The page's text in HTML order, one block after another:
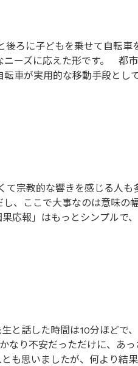
ろに子どもを乗せて自転車
ーズに応えた形です。 都
車が実用的な移動手段とし
宗教的な響きを感じる人も
、ここで大事なのは意味の
応報」はもっとシンプルで
と話した時間は10分ほどで
り不安だっただけに、あ
も思いましたが、何より結